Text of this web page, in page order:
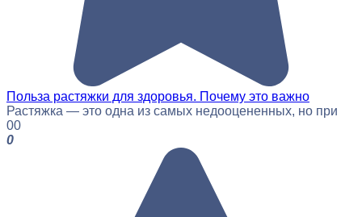
Польза растяжки для здоровья. Почему это важно
Растяжка — это одна из самых недооцененных, но при
00
0